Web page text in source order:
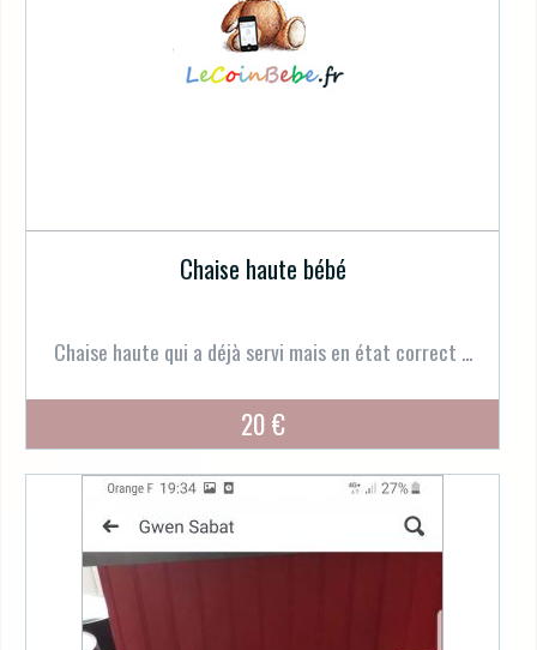
Chaise haute bébé
Chaise haute qui a déjà servi mais en état correct ...
20 €